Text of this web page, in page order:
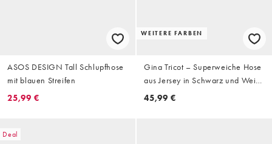
ASOS DESIGN Tall Schlupfhose
mit blauen Streifen
25,99 €
WEITERE FARBEN
Gina Tricot – Superweiche Hose
aus Jersey in Schwarz und Weiß
gestreift, mit weitem Bein und
45,99 €
Deal